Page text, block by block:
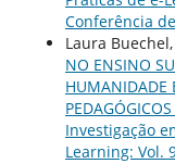
Conferência
Laura Buechel,
NO ENSINO
HUMANIDADE
PEDAGÓGICOS
Investigação
Learning: Vol.